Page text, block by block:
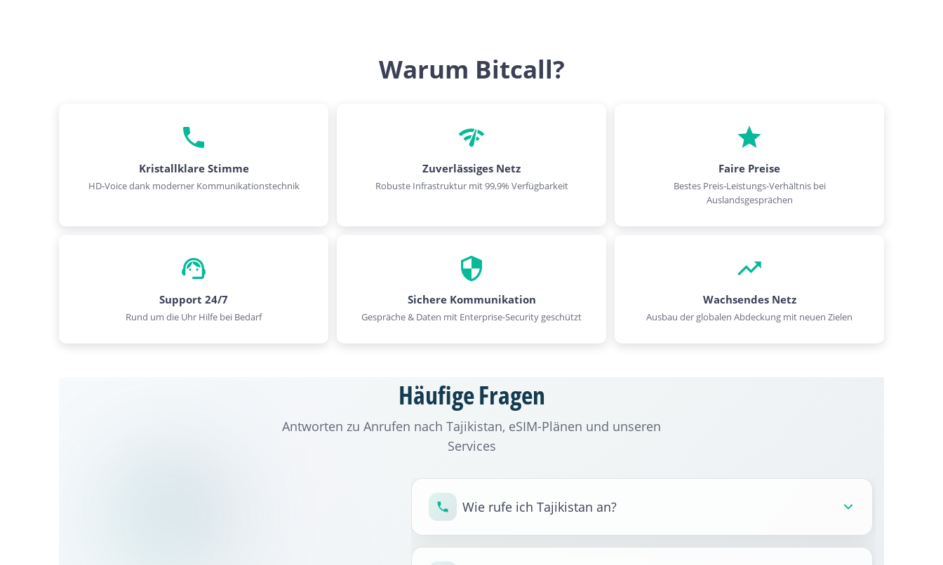
Warum Bitcall?
Kristallklare Stimme
HD-Voice dank moderner Kommunikationstechnik
Zuverlässiges Netz
Robuste Infrastruktur mit 99,9% Verfügbarkeit
Faire Preise
Bestes Preis-Leistungs-Verhältnis bei
Auslandsgesprächen
Support 24/7
Rund um die Uhr Hilfe bei Bedarf
Sichere Kommunikation
Gespräche & Daten mit Enterprise-Security geschützt
Wachsendes Netz
Ausbau der globalen Abdeckung mit neuen Zielen
Häufige Fragen
Antworten zu Anrufen nach Tajikistan, eSIM-Plänen und unseren
Services
Wie rufe ich Tajikistan an?